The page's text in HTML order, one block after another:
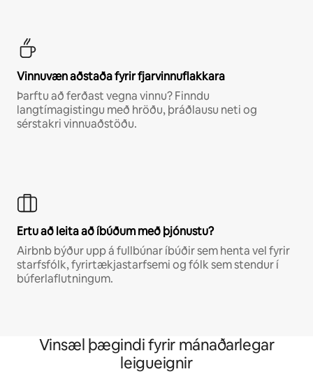
Vinnuvæn aðstaða fyrir fjarvinnuflakkara
Þarftu að ferðast vegna vinnu? Finndu
langtímagistingu með hröðu, þráðlausu neti og
sérstakri vinnuaðstöðu.
Ertu að leita að íbúðum með þjónustu?
Airbnb býður upp á fullbúnar íbúðir sem henta vel fyrir
starfsfólk, fyrirtækjastarfsemi og fólk sem stendur í
búferlaflutningum.
Vinsæl þægindi fyrir mánaðarlegar
leigueignir